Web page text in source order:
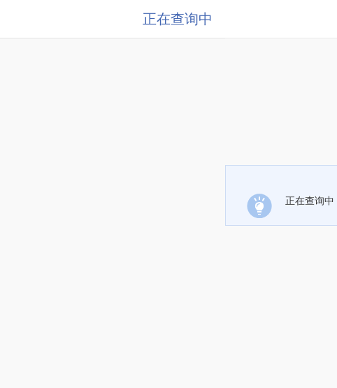
正在查询中
正在查询中